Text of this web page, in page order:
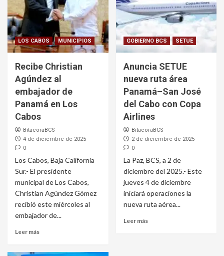
LOS CABOS MUNICIPIOS
Recibe Christian
Agúndez al
embajador de
Panamá en Los
Cabos
BitacoraBCS
4 de diciembre de 2025
0
Los Cabos, Baja California
Sur.- El presidente
municipal de Los Cabos,
Christian Agúndez Gómez
recibió este miércoles al
embajador de...
Leer más
GOBIERNO BCS SETUE
Anuncia SETUE
nueva ruta área
Panamá–San José
del Cabo con Copa
Airlines
BitacoraBCS
2 de diciembre de 2025
0
La Paz, BCS, a 2 de
diciembre del 2025.- Este
jueves 4 de diciembre
iniciará operaciones la
nueva ruta aérea...
Leer más